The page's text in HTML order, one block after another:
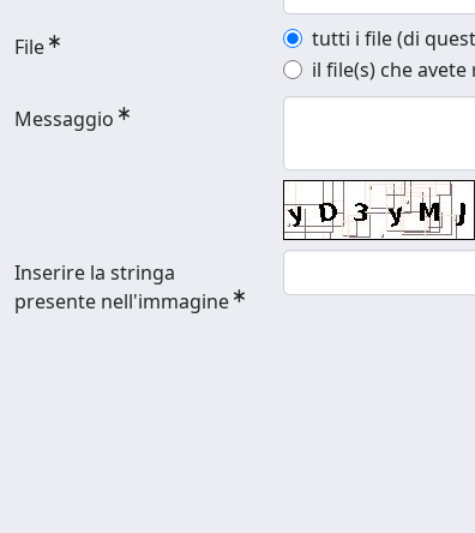
File
tutti i file (di
il file(s) che
Messaggio
Inserire la stringa
presente nell'immagine